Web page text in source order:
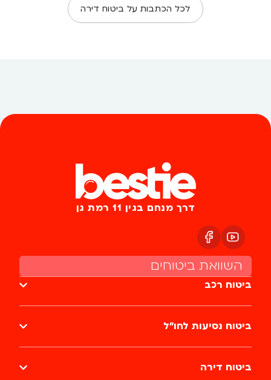
לכל הכתבות על ביטוח דירה
דרך מנחם בגין 11 רמת גן
השוואת ביטוחים
ביטוח רכב
ביטוח נסיעות לחו״ל
ביטוח דירה